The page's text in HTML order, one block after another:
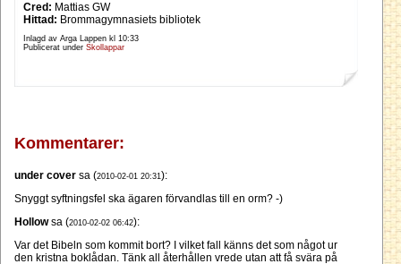
Cred: Mattias GW
Hittad: Brommagymnasiets bibliotek
Inlagd av Arga Lappen kl 10:33
Publicerat under Skollappar
Kommentarer:
under cover sa (2010-02-01 20:31):
Snyggt syftningsfel ska ägaren förvandlas till en orm? -)
Hollowsa (2010-02-02 06:42):
Var det Bibeln som kommit bort? I vilket fall känns det som något ur
den kristna boklådan. Tänk all återhållen vrede utan att få svära på